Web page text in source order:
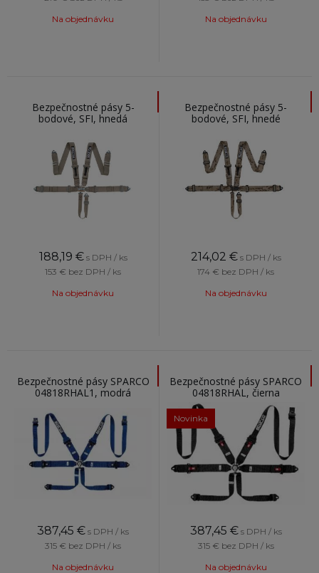
Na objednávku
Na objednávku
Bezpečnostné pásy 5-
bodové, SFI, hnedá
188,19 € s DPH / ks
153 € bez DPH / ks
Na objednávku
Bezpečnostné pásy 5-
bodové, SFI, hnedé
214,02 € s DPH / ks
174 € bez DPH / ks
Na objednávku
Bezpečnostné pásy SPARCO
04818RHAL1, modrá
387,45 € s DPH / ks
315 € bez DPH / ks
Na objednávku
Bezpečnostné pásy SPARCO
04818RHAL, čierna
Novinka
387,45 € s DPH / ks
315 € bez DPH / ks
Na objednávku